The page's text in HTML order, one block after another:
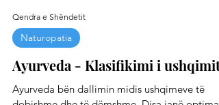
Qendra e Shëndetit
Naturopatia
Ayurveda - Klasifikimi i ushqimit